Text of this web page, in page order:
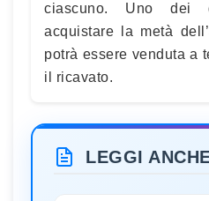
ciascuno. Uno dei
acquistare la metà
potrà essere venduta a
il ricavato.
LEGGI